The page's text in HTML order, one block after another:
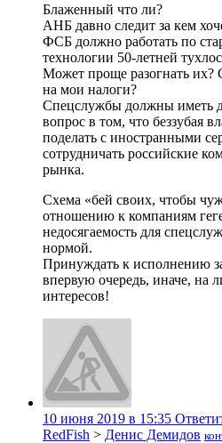
Блаженный что ли?
АНБ давно следит за кем
ФСБ должно работать по
технологии 50-летней
Может проще разогнать
на мои налоги?
Спецслужбы должны иметь
вопрос в том, что беззубая
поделать с иностранными
сотрудничать российские
рынка.
Схема «бей своих, чтобы
отношению к компаниям
недосягаемость для
нормой.
Принуждать к исполнению
впервую очередь, иначе, на
интересов!
10 июня 2019 в 15:35
RedFish > Денис Демидов